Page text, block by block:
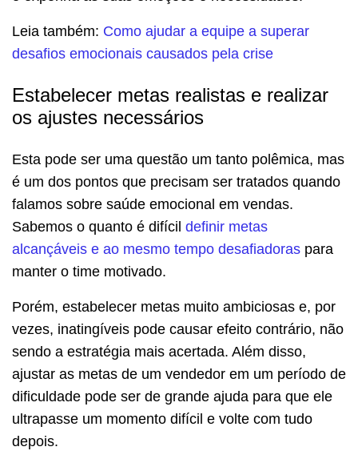
Leia também: Como ajudar a equipe a superar
desafios emocionais causados pela crise
Estabelecer metas realistas e realizar
os ajustes necessários
Esta pode ser uma questão um tanto polêmica, mas
é um dos pontos que precisam ser tratados quando
falamos sobre saúde emocional em vendas.
Sabemos o quanto é difícil definir metas
alcançáveis e ao mesmo tempo desafiadoras para
manter o time motivado.
Porém, estabelecer metas muito ambiciosas e, por
vezes, inatingíveis pode causar efeito contrário, não
sendo a estratégia mais acertada. Além disso,
ajustar as metas de um vendedor em um período de
dificuldade pode ser de grande ajuda para que ele
ultrapasse um momento difícil e volte com tudo
depois.